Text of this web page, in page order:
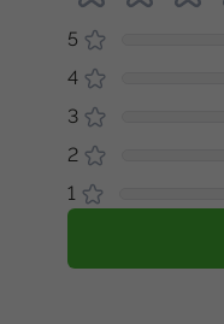
5
4
3
2
1